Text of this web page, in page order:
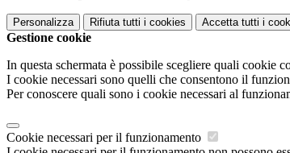
Personalizza Rifiuta tutti i cookies Accetta tutti i
Gestione cookie
In questa schermata è possibile scegliere quali cookie
I cookie necessari sono quelli che consentono il
Per conoscere quali sono i cookie necessari al
Cookie necessari per il funzionamento